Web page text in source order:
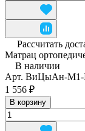
Рассчитать
Матрац
В наличии
Арт. ВиЦыАн-М1-
1 556 ₽
В корзину